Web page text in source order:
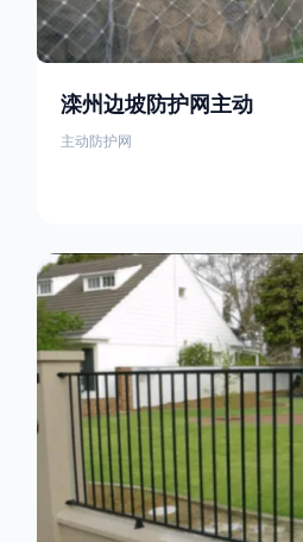
滦州边坡防护网主动
主动防护网